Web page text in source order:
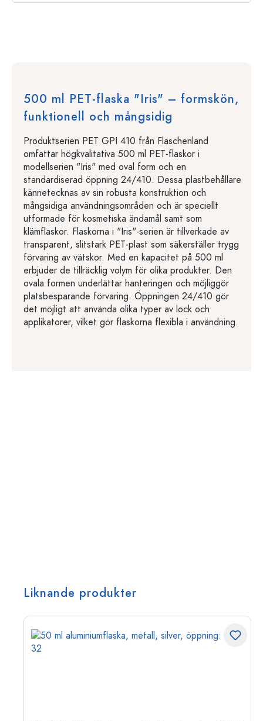
500 ml PET-flaska "Iris" – formskön,
funktionell och mångsidig
Produktserien PET GPI 410 från Flaschenland
omfattar högkvalitativa 500 ml PET-flaskor i
modellserien "Iris" med oval form och en
standardiserad öppning 24/410. Dessa plastbehållare
kännetecknas av sin robusta konstruktion och
mångsidiga användningsområden och är speciellt
utformade för kosmetiska ändamål samt som
klämflaskor. Flaskorna i "Iris"-serien är tillverkade av
transparent, slitstark PET-plast som säkerställer trygg
förvaring av vätskor. Med en kapacitet på 500 ml
erbjuder de tillräcklig volym för olika produkter. Den
ovala formen underlättar hanteringen och möjliggör
platsbesparande förvaring. Öppningen 24/410 gör
det möjligt att använda olika typer av lock och
applikatorer, vilket gör flaskorna flexibla i användning.
Liknande produkter